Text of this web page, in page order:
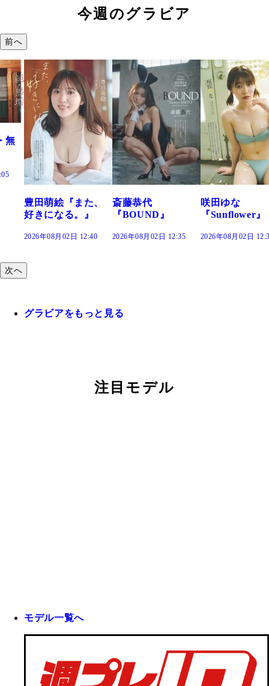
今週のグラビア
前へ
斎藤恭代
『BOUND』
2026年08月02日 12:35
咲田ゆな
『Sunflower』
2026年08月02日 12:30
藤水咲桜『花
だまり』
2026年08月02日
次へ
グラビアをもっと見る
注目モデル
モデル一覧へ